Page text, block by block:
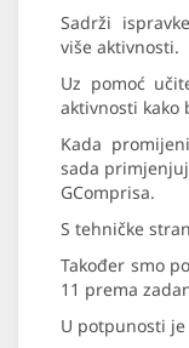
Sadrži
više aktivnosti.
Uz pomoć
aktivnosti kako
Kada
sada
GComprisa.
S tehničke
Također smo
11 prema
U potpunosti